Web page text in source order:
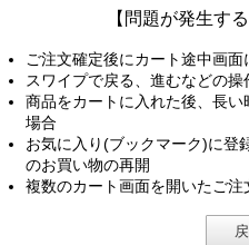
【問題が発生す
ご注文確定後にカート途中画面
スワイプで戻る、進むなどの操
商品をカートに入れた後、長
場合
お気に入り(ブックマーク)に登
のお買い物の再開
複数のカート画面を開いたご注